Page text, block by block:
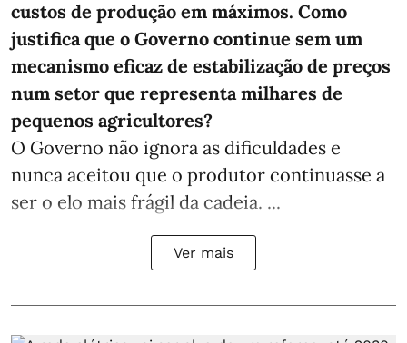
custos de produção em máximos. Como
justifica que o Governo continue sem um
mecanismo eficaz de estabilização de preços
num setor que representa milhares de
pequenos agricultores?
O Governo não ignora as dificuldades e
nunca aceitou que o produtor continuasse a
ser o elo mais frágil da cadeia. ...
Ver mais